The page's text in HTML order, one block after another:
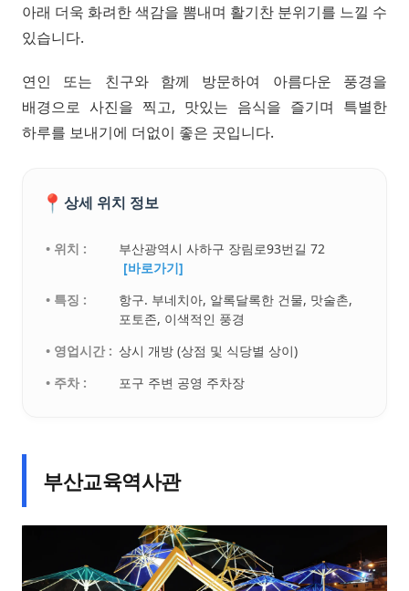
아래 더욱 화려한 색감을 뽐내며 활기찬 분위기를 느낄 수
있습니다.
연인 또는 친구와 함께 방문하여 아름다운 풍경을
배경으로 사진을 찍고, 맛있는 음식을 즐기며 특별한
하루를 보내기에 더없이 좋은 곳입니다.
📍 상세 위치 정보
• 위치 :
부산광역시 사하구 장림로93번길 72
[바로가기]
• 특징 :
항구. 부네치아, 알록달록한 건물, 맛술촌,
포토존, 이색적인 풍경
• 영업시간 : 상시 개방 (상점 및 식당별 상이)
• 주차 :
포구 주변 공영 주차장
부산교육역사관